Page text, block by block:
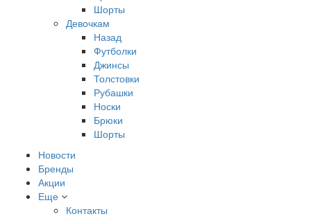
Шорты
Девочкам
Назад
Футболки
Джинсы
Толстовки
Рубашки
Носки
Брюки
Шорты
Новости
Бренды
Акции
Еще
Контакты